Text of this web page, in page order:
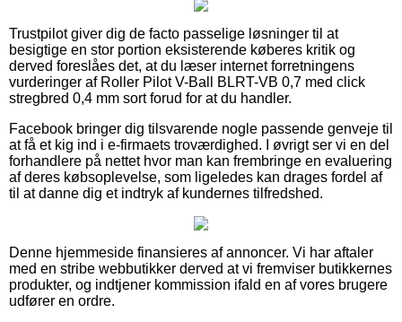
Trustpilot giver dig de facto passelige løsninger til at
besigtige en stor portion eksisterende køberes kritik og
derved foreslåes det, at du læser internet forretningens
vurderinger af Roller Pilot V-Ball BLRT-VB 0,7 med click
stregbred 0,4 mm sort forud for at du handler.
Facebook bringer dig tilsvarende nogle passende genveje til
at få et kig ind i e-firmaets troværdighed. I øvrigt ser vi en del
forhandlere på nettet hvor man kan frembringe en evaluering
af deres købsoplevelse, som ligeledes kan drages fordel af
til at danne dig et indtryk af kundernes tilfredshed.
Denne hjemmeside finansieres af annoncer. Vi har aftaler
med en stribe webbutikker derved at vi fremviser butikkernes
produkter, og indtjener kommission ifald en af vores brugere
udfører en ordre.